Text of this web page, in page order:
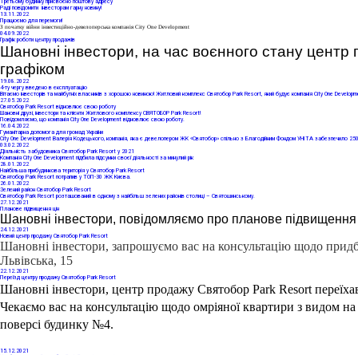
Третьому будинку присвоєно поштову адресу
Раді повідомити інвесторам гарну новину!
13.11.2022
Працюємо для перемоги!
З початку війни інвестиційно-девелоперська компанія City One Development
04.09.2022
Графік роботи центру продажів
Шановні інвестори, на час воєнного стану
графіком
19.08.2022
4-ту чергу введено в експлуатацію
Вітаємо інвесторів та майбутніх власників з хорошою новиною! Житловий комплекс Святобор Park Resort, який будує компанія City One
27.05.2022
Святобор Park Resort відновлює свою роботу
Шановні друзі, інвестори та клієнти Житлового комплексу СВЯТОБОР Park Resort!
Повідомляємо, що компанія City One Development відновлює свою роботу.
16.04.2022
Гуманітарна допомога для громад України
City One Development Валерія Кодецького, компанія, яка є девелопером ЖК «Святобор» спільно з Благодійним Фондом УНІТА забезпечило 250
03.02.2022
Діяльність забудовника Cвятобор Park Resort у 2021
Компанія City One Development підбила підсумки своєї діяльності за минулий рік
28.01.2022
Найбільша прибудинкова територія у Святобор Park Resort
Святобор Park Resort потрапив у ТОП-30 ЖК Києва.
26.01.2022
Зелений район Святобор Park Resort
Святобор Park Resort розташований в одному з найбільш зелених районів столиці – Святошинському.
27.12.2021
Планове підвищення цін
Шановні інвестори, повідомляємо про планове
24.12.2021
Новий центр продажу Святобор Park Resort
Шановні інвестори, запрошуємо вас на консультацію щодо
Львівська, 15
22.12.2021
Переїзд центру продажу Святобор Park Resort
Шановні інвестори, центр продажу Святобор Park Resort
Чекаємо вас на консультацію щодо омріяної квартири з видом
поверсі будинку №4.
15.12.2021